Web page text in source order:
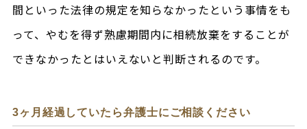
間といった法律の規定を知らなかったという事情をも
って、やむを得ず熟慮期間内に相続放棄をすることが
できなかったとはいえないと判断されるのです。
3ヶ月経過していたら弁護士にご相談ください